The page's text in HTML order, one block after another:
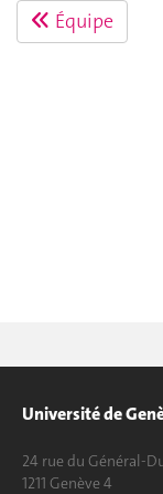
Équipe
Université de
24 rue du Général-
1211 Genève 4